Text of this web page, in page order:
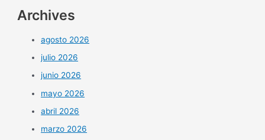
Archives
agosto 2026
julio 2026
junio 2026
mayo 2026
abril 2026
marzo 2026